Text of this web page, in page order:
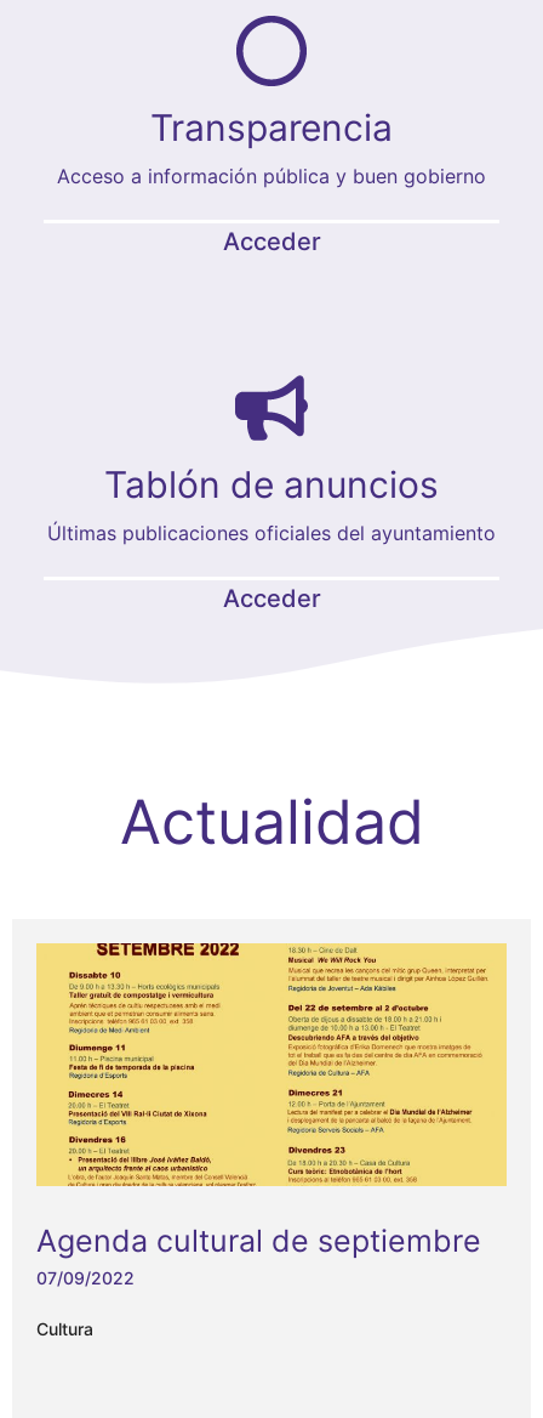
Transparencia
Acceso a información pública y buen gobierno
Acceder
Tablón de anuncios
Últimas publicaciones oficiales del ayuntamiento
Acceder
Actualidad
Agenda cultural de septiembre
07/09/2022
Cultura